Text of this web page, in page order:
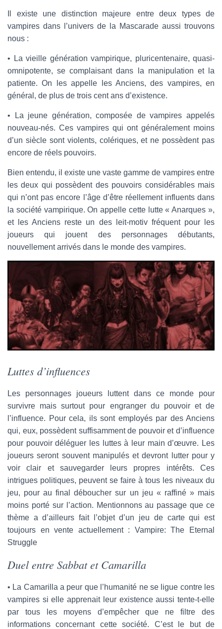
Il existe une distinction majeure entre deux types de
vampires dans l’univers de la Mascarade aussi trouvons
nous :
• La vieille génération vampirique, pluricentenaire, quasi-
omnipotente, se complaisant dans la manipulation et la
patiente. On les appelle les Anciens, des vampires, en
général, de plus de trois cent ans d’existence.
• La jeune génération, composée de vampires appelés
nouveau-nés. Ces vampires qui ont généralement moins
d’un siècle sont violents, colériques, et ne possèdent pas
encore de réels pouvoirs.
Bien entendu, il existe une vaste gamme de vampires entre
les deux qui possèdent des pouvoirs considérables mais
qui n’ont pas encore l’âge d’être réellement influents dans
la société vampirique. On appelle cette lutte « Anarques »,
et les Anciens reste un des leit-motiv fréquent pour les
joueurs qui jouent des personnages débutants,
nouvellement arrivés dans le monde des vampires.
Luttes d’influences
Les personnages joueurs luttent dans ce monde pour
survivre mais surtout pour engranger du pouvoir et de
l’influence. Pour cela, ils sont employés par des Anciens
qui, eux, possèdent suffisamment de pouvoir et d’influence
pour pouvoir déléguer les luttes à leur main d’œuvre. Les
joueurs seront souvent manipulés et devront lutter pour y
voir clair et sauvegarder leurs propres intérêts. Ces
intrigues politiques, peuvent se faire à tous les niveaux du
jeu, pour au final déboucher sur un jeu « raffiné » mais
moins porté sur l’action. Mentionnons au passage que ce
thème a d’ailleurs fait l’objet d’un jeu de carte qui est
toujours en vente actuellement : Vampire: The Eternal
Struggle
Duel entre Sabbat et Camarilla
• La Camarilla a peur que l’humanité ne se ligue contre les
vampires si elle apprenait leur existence aussi tente-t-elle
par tous les moyens d’empêcher que ne filtre des
informations concernant cette société. C’est le but de